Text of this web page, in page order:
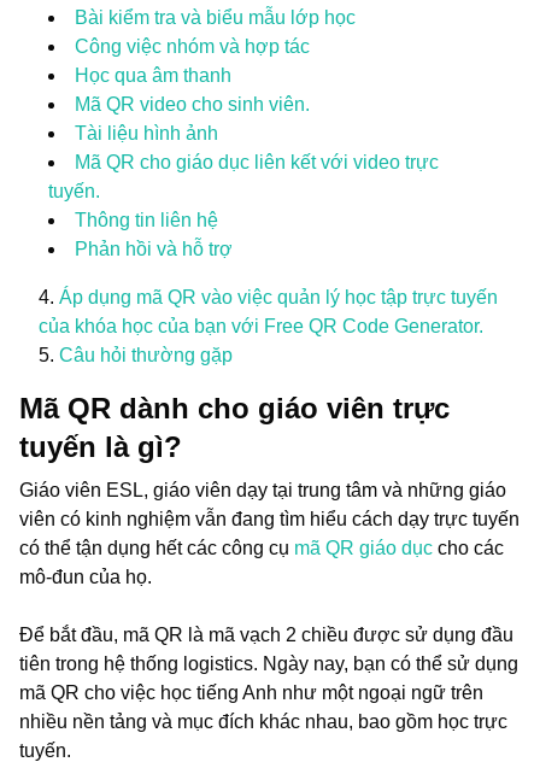
Bài kiểm tra và biểu mẫu lớp học
Công việc nhóm và hợp tác
Học qua âm thanh
Mã QR video cho sinh viên.
Tài liệu hình ảnh
Mã QR cho giáo dục liên kết với video trực
tuyến.
Thông tin liên hệ
Phản hồi và hỗ trợ
Áp dụng mã QR vào việc quản lý học tập trực tuyến
của khóa học của bạn với Free QR Code Generator.
Câu hỏi thường gặp
Mã QR dành cho giáo viên trực
tuyến là gì?
Giáo viên ESL, giáo viên dạy tại trung tâm và những giáo
viên có kinh nghiệm vẫn đang tìm hiểu cách dạy trực tuyến
có thể tận dụng hết các công cụ mã QR giáo dục cho các
mô-đun của họ.
Để bắt đầu, mã QR là mã vạch 2 chiều được sử dụng đầu
tiên trong hệ thống logistics. Ngày nay, bạn có thể sử dụng
mã QR cho việc học tiếng Anh như một ngoại ngữ trên
nhiều nền tảng và mục đích khác nhau, bao gồm học trực
tuyến.